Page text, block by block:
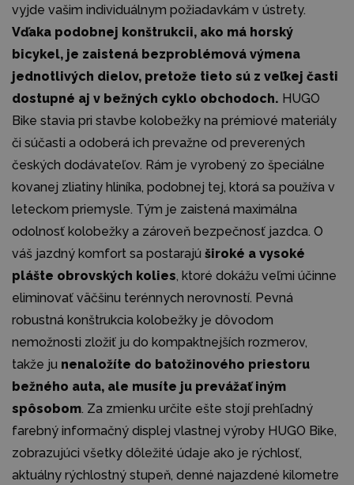
vyjde vašim individuálnym požiadavkám v ústrety.
Vďaka podobnej konštrukcii, ako má horský
bicykel, je zaistená bezproblémová výmena
jednotlivých dielov, pretože tieto sú z veľkej časti
dostupné aj v bežných cyklo obchodoch. HUGO
Bike stavia pri stavbe kolobežky na prémiové materiály
či súčasti a odoberá ich prevažne od preverených
českých dodávateľov. Rám je vyrobený zo špeciálne
kovanej zliatiny hliníka, podobnej tej, ktorá sa používa v
leteckom priemysle. Tým je zaistená maximálna
odolnosť kolobežky a zároveň bezpečnosť jazdca. O
váš jazdný komfort sa postarajú široké a vysoké
plášte obrovských kolies, ktoré dokážu veľmi účinne
eliminovať väčšinu terénnych nerovností. Pevná
robustná konštrukcia kolobežky je dôvodom
nemožnosti zložiť ju do kompaktnejších rozmerov,
takže ju nenaložíte do batožinového priestoru
bežného auta, ale musíte ju prevážať iným
spôsobom. Za zmienku určite ešte stojí prehľadný
farebný informačný displej vlastnej výroby HUGO Bike,
zobrazujúci všetky dôležité údaje ako je rýchlosť,
aktuálny rýchlostný stupeň, denné najazdené kilometre